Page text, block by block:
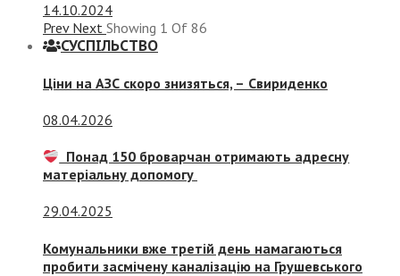
14.10.2024
Prev Next Showing 1 Of 86
СУСПIЛЬСТВО
Ціни на АЗС скоро знизяться, – Свириденко
08.04.2026
Понад 150 броварчан отримають адресну
матеріальну допомогу
29.04.2025
Комунальники вже третій день намагаються
пробити засмічену каналізацію на Грушевського